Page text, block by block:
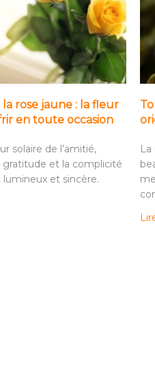
rose jaune : la fleur
en toute occasion
solaire de l’amitié,
gratitude et la complicité
et sincère.